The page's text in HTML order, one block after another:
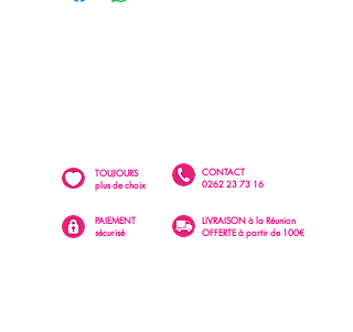
CONTACT
0262 23 73 16
TOUJOURS
plus de choix
PAIEMENT
sécurisé
LIVRAISON à la Réunion
OFFERTE à partir de 100€